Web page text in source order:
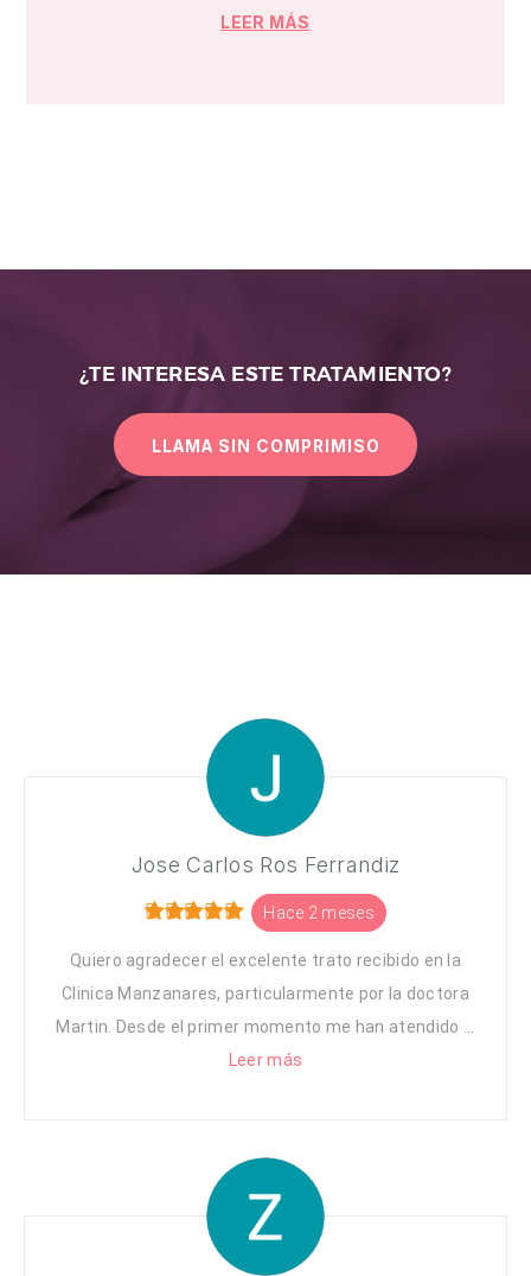
LEER MÁS
¿TE INTERESA ESTE TRATAMIENTO?
LLAMA SIN COMPRIMISO
Jose Carlos Ros Ferrandiz
Hace 2 meses
Quiero agradecer el excelente trato recibido en la
Clinica Manzanares, particularmente por la doctora
Martin. Desde el primer momento me han atendido ...
Leer más